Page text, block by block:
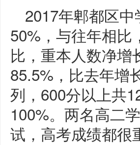
2017年郫都区
50%，与往年相比
比，重本人数净增
85.5%，比去年增
列，600分以上共
100%。两名高二
试，高考成绩都很